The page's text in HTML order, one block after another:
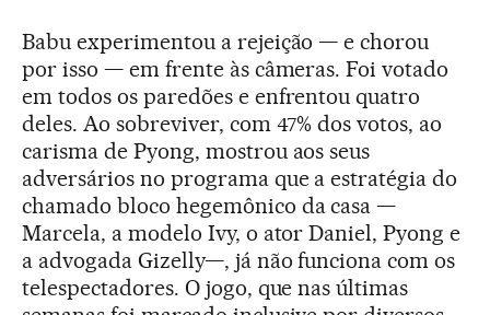
Babu experimentou a rejeição — e chorou
por isso — em frente às câmeras. Foi votado
em todos os paredões e enfrentou quatro
deles. Ao sobreviver, com 47% dos votos, ao
carisma de Pyong, mostrou aos seus
adversários no programa que a estratégia do
chamado bloco hegemônico da casa —
Marcela, a modelo Ivy, o ator Daniel, Pyong e
a advogada Gizelly—, já não funciona com os
telespectadores. O jogo, que nas últimas